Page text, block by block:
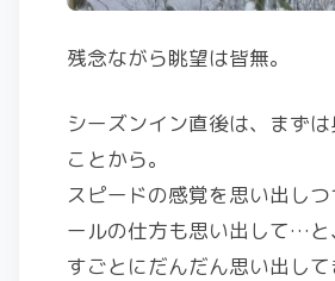
残念ながら眺望は皆無。
シーズンイン直後は、まず
ことから。
スピードの感覚を思い出し
ールの仕方も思い出して…と
すごとにだんだん思い出して